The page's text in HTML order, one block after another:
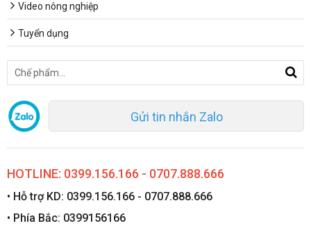
Video nông nghiệp
Tuyển dụng
Gửi tin nhắn Zalo
HOTLINE: 0399.156.166 - 0707.888.666
• Hỗ trợ KD: 0399.156.166 - 0707.888.666
• Phía Bắc: 0399156166